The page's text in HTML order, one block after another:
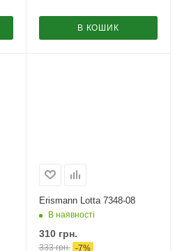
В КОШИК
Erismann Lotta 7348-08
В наявності
310грн.
333грн. -7%